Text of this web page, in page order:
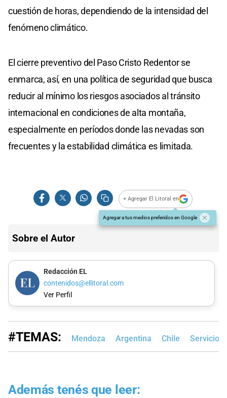
cuestión de horas, dependiendo de la intensidad del
fenómeno climático.
El cierre preventivo del Paso Cristo Redentor se
enmarca, así, en una política de seguridad que busca
reducir al mínimo los riesgos asociados al tránsito
internacional en condiciones de alta montaña,
especialmente en períodos donde las nevadas son
frecuentes y la estabilidad climática es limitada.
+ Agregar El Litoral en
Agregar a tus medios preferidos en Google
Sobre el Autor
Redacción EL
contenidos@ellitoral.com
Ver Perfil
#TEMAS: Mendoza Argentina Chile Servicio
Además tenés que leer: